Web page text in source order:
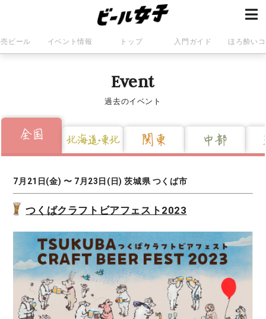
ビール イベント情報 トップ 入門ガイド ほろ酔い
Event
過去のイベント
7月21日(金) 〜 7月23日(日) 茨城県 つくば市
つくばクラフトビアフェスト2023